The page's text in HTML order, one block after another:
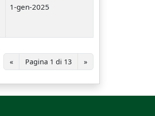
1-gen-2025
« Pagina 1 di 13 »